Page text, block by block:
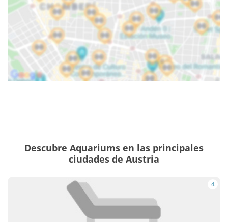
Descubre Aquariums en las principales
ciudades de Austria
4